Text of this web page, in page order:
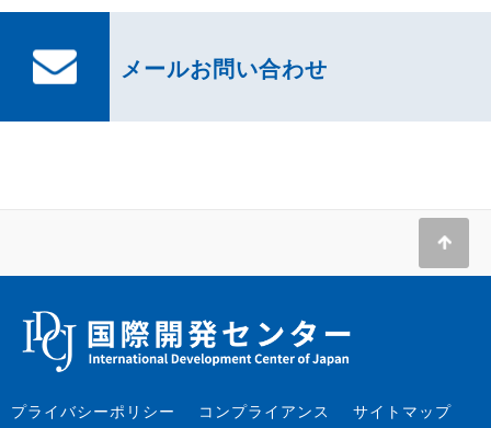
メールお問い合わせ
プライバシーポリシー コンプライアンス サイトマップ